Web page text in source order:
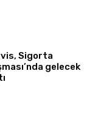
Sigorta
gelecek